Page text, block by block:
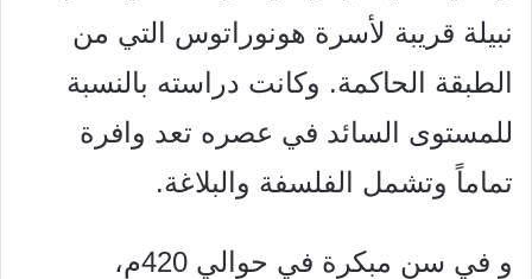
نبيلة قريبة لأسرة هونوراتوس التي من
الطبقة
الحاكمة. وكانت دراسته بالنسبة
للمستوى السائد في عصره تعد وافرة
تماماً وتشمل الفلسفة والبلاغة.
و في سن مبكرة في حوالي 420م،